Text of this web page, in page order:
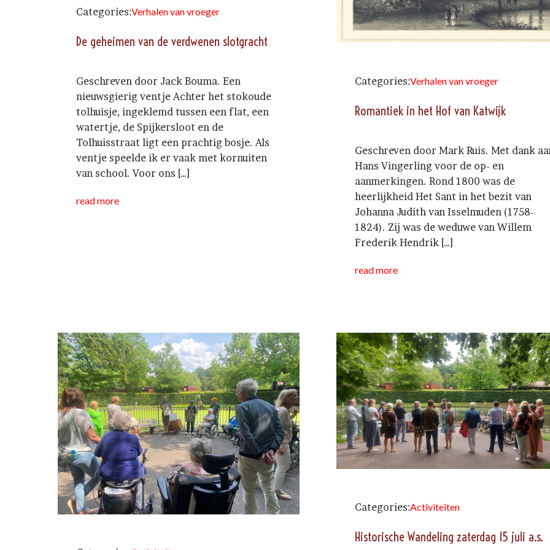
Categories:Verhalen van vroeger
De geheimen van de verdwenen slotgracht
Geschreven door Jack Bouma. Een
nieuwsgierig ventje Achter het stokoude
tolhuisje, ingeklemd tussen een flat, een
watertje, de Spijkersloot en de
Tolhuisstraat ligt een prachtig bosje. Als
ventje speelde ik er vaak met kornuiten
van school. Voor ons […]
read more
Categories:Verhalen van vroeger
Romantiek in het Hof van Katwijk
Geschreven door Mark Ruis. Met dank
Hans Vingerling voor de op- en
aanmerkingen. Rond 1800 was de
heerlijkheid Het Sant in het bezit van
Johanna Judith van Isselmuden (1758-
1824). Zij was de weduwe van Willem
Frederik Hendrik […]
read more
Categories:Activiteiten
Historische Wandeling zaterdag 15 juli a.s.